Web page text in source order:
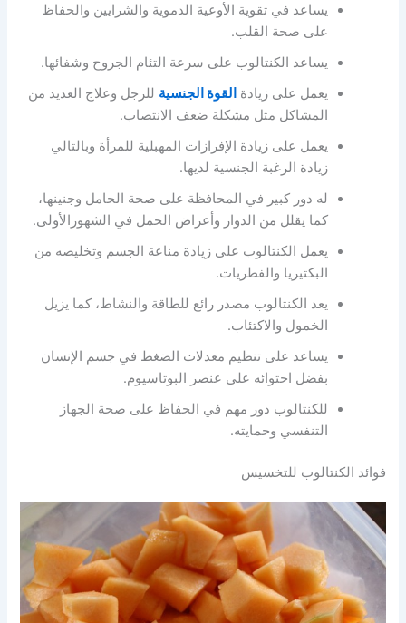
يساعد في تقوية الأوعية الدموية والشرايين والحفاظ
على صحة القلب.
يساعد الكنتالوب على سرعة التئام الجروح وشفائها.
يعمل على زيادة القوة الجنسية للرجل وعلاج العديد من
المشاكل مثل مشكلة ضعف الانتصاب.
يعمل على زيادة الإفرازات المهبلية للمرأة وبالتالي
زيادة الرغبة الجنسية لديها.
له دور كبير في المحافظة على صحة الحامل وجنينها،
كما يقلل من الدوار وأعراض الحمل في الشهورالأولى.
يعمل الكنتالوب على زيادة مناعة الجسم وتخليصه من
البكتيريا والفطريات.
يعد الكنتالوب مصدر رائع للطاقة والنشاط، كما يزيل
الخمول والاكتئاب.
يساعد على تنظيم معدلات الضغط في جسم الإنسان
بفضل احتوائه على عنصر البوتاسيوم.
للكنتالوب دور مهم في الحفاظ على صحة الجهاز
التنفسي وحمايته.
فوائد الكنتالوب للتخسيس